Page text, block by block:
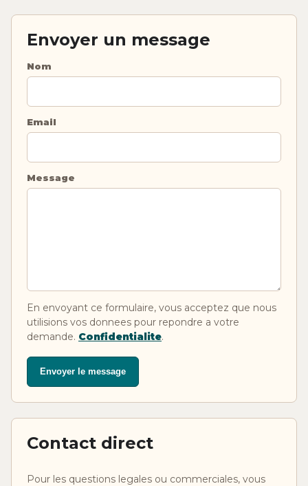
Envoyer un message
Nom
Email
Message
En envoyant ce formulaire, vous acceptez que nous
utilisions vos donnees pour repondre a votre
demande. Confidentialite.
Envoyer le message
Contact direct
Pour les questions legales ou commerciales, vous